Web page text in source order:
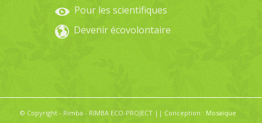
Pour les scientifiques
Devenir écovolontaire
© Copyright - Rimba - RIMBA ECO-PROJECT || Conception : Mosaïque